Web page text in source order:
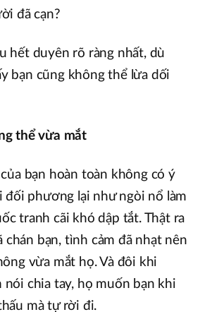
đã cạn?
hết duyên rõ ràng nhất, dù
bạn cũng không thể lừa dối
thể vừa mắt
bạn hoàn toàn không có ý
đối phương lại như ngòi nổ làm
tranh cãi khó dập tắt. Thật ra
chán bạn, tình cảm đã nhạt nên
vừa mắt họ. Và đôi khi
nói chia tay, họ muốn bạn khi
mà tự rời đi.